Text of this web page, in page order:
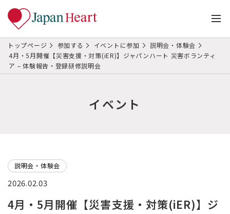
トップページ 参加する イベントに参加
説明会・体験会
4月・5月開催【災害支援・対策(iER)】ジャパンハート 災害ボランティ
ア – 体験報告・登録研修説明会
イベント
説明会・体験会
2026.02.03
4月・5月開催【災害支援・対策(iER)】ジ